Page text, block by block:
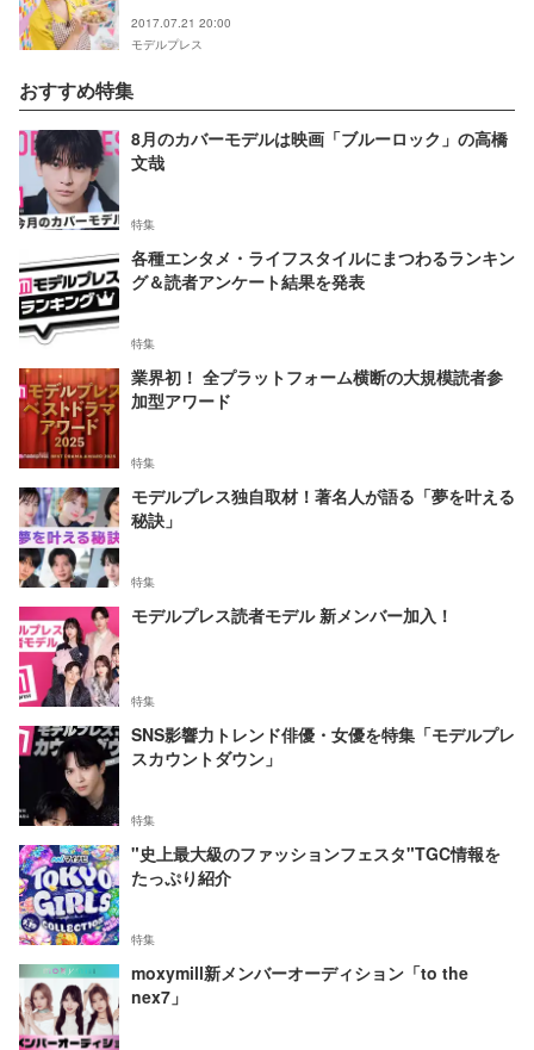
2017.07.21 20:00
モデルプレス
おすすめ特集
8月のカバーモデルは映画「ブルーロック」の高橋
文哉
特集
各種エンタメ・ライフスタイルにまつわるランキン
グ＆読者アンケート結果を発表
特集
業界初！ 全プラットフォーム横断の大規模読者参
加型アワード
特集
モデルプレス独自取材！著名人が語る「夢を叶える
秘訣」
特集
モデルプレス読者モデル 新メンバー加入！
特集
SNS影響力トレンド俳優・女優を特集「モデルプレ
スカウントダウン」
特集
"史上最大級のファッションフェスタ"TGC情報を
たっぷり紹介
特集
moxymill新メンバーオーディション「to the
nex7」